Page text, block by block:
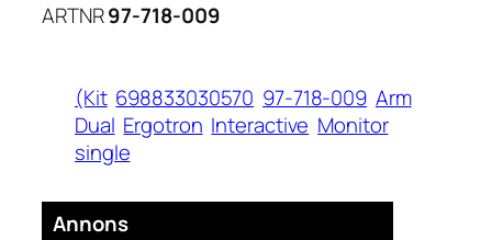
ARTNR97-718-009
(Kit 698833030570 97-718-009 Arm
Dual Ergotron Interactive Monitor
single
Annons